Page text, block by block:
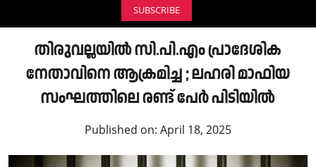
SUBSCRIBE
തിരുവല്ലയിൽ സി.പി.എം പ്രാദേശിക
നേതാവിനെ ആക്രമിച്ച ; ലഹരി മാഫിയ
സംഘത്തിലെ രണ്ട് പേർ പിടിയിൽ
Published on: April 18, 2025